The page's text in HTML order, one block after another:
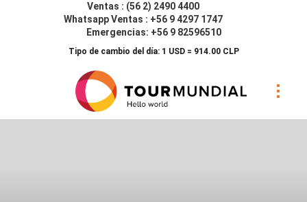
Ventas : (56 2) 2490 4400
Whatsapp Ventas : +56 9 4297 1747
Emergencias: +56 9 82596510
Tipo de cambio del día: 1 USD = 914.00 CLP